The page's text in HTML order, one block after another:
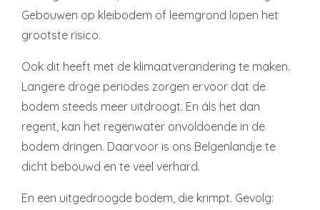
Gebouwen op kleibodem of leemgrond lopen het
grootste risico.
Ook dit heeft met de klimaatverandering te maken.
Langere droge periodes zorgen ervoor dat de
bodem steeds meer uitdroogt. En áls het dan
regent, kan het regenwater onvoldoende in de
bodem dringen. Daarvoor is ons Belgenlandje te
dicht bebouwd en te veel verhard.
En een uitgedroogde bodem, die krimpt. Gevolg: